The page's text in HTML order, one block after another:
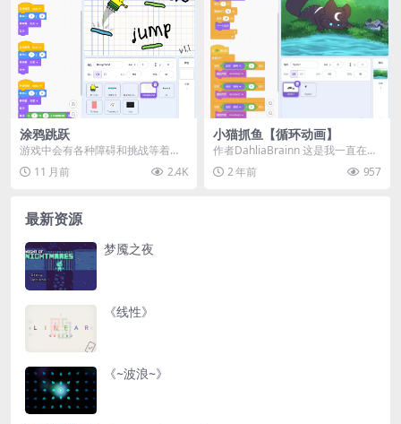
涂鸦跳跃
游戏中会有各种障碍和挑战等着
你，你能否成功征服？ ✨ 提示：
所有跳跃都是可行的...
11 月前 2.4K
小猫抓鱼【循环动画】
作者DahliaBrainn 这是我一直在制
作的小动画！ 总共花了大约4个小
时完...2 年前 957
最新资源
梦魇之夜
《线性》
《~波浪~》